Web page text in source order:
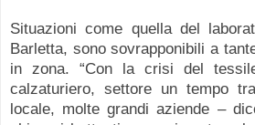
Situazioni come quella del
Barletta, sono sovrapponibili a
in zona. “Con la crisi del
calzaturiero, settore un tempo
locale, molte grandi aziende –